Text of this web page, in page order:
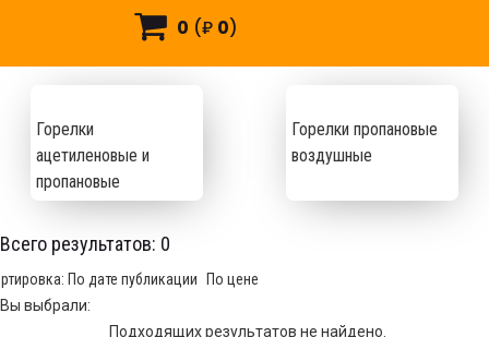
0 (₽ 0)
Горелки
ацетиленовые и
пропановые
Горелки пропановые
воздушные
Всего результатов: 0
По дате публикации
По цене
Вы выбрали:
Подходящих результатов не найдено.